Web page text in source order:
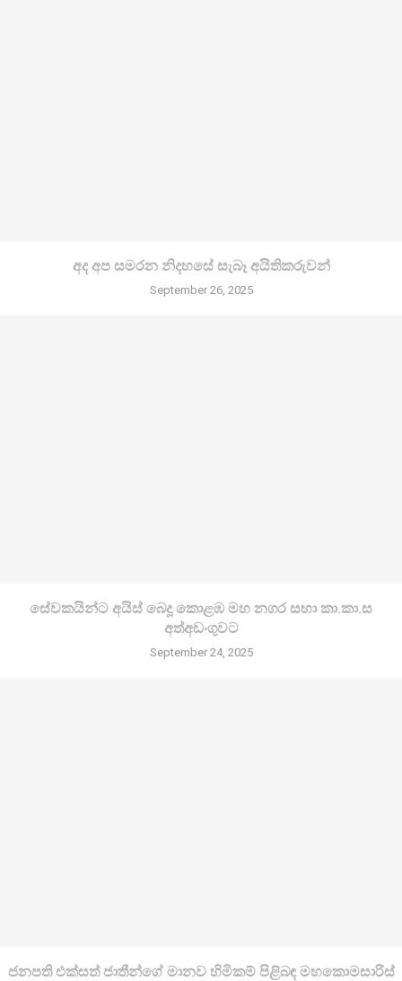
අද අප සමරන නිදහසේ සැබෑ අයිතිකරුවන්
September 26, 2025
සේවකයින්ට අයිස් බෙදූ කොළඹ මහ නගර සභා කා.කා.ස
අත්අඩංගුවට
September 24, 2025
ජනපති එක්සත් ජාතීන්ගේ මානව හිමිකම් පිළිබඳ මහකොමසාරිස්